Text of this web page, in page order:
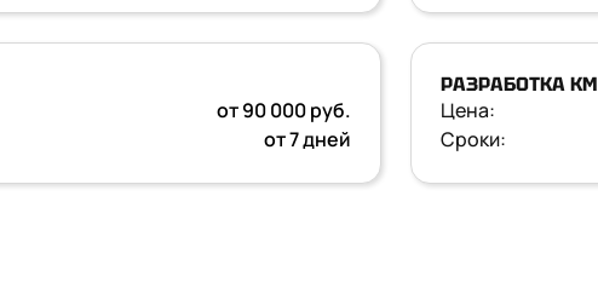
от 90 000 руб.
от 7 дней
РАЗРАБОТКА КМ
Цена:
Сроки: